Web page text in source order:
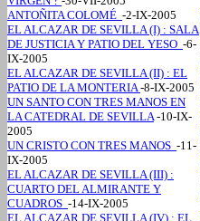
ANTOÑITA COLOMÉ -2-IX-2005
EL ALCAZAR DE SEVILLA (I) : SALA
DE JUSTICIA Y PATIO DEL YESO -6-
IX-2005
EL ALCAZAR DE SEVILLA (II) : EL
PATIO DE LA MONTERIA-8-IX-2005
UN SANTO CON TRES MANOS EN
LA CATEDRAL DE SEVILLA-10-IX-
2005
UN CRISTO CON TRES MANOS -11-
IX-2005
EL ALCAZAR DE SEVILLA (III) :
CUARTO DEL ALMIRANTE Y
CUADROS -14-IX-2005
EL ALCAZAR DE SEVILLA (IV) : EL